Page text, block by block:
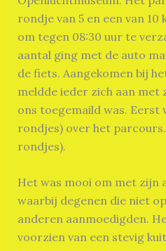
rondje van 5 en een van 10
om tegen 08:30 uur te
aantal ging met de auto
de fiets. Aangekomen bij
meldde ieder zich aan
ons toegemaild was. Eerst
rondjes) over het
rondjes).
Het was mooi om met zijn
waarbij degenen die niet
anderen aanmoedigden.
voorzien van een stevig